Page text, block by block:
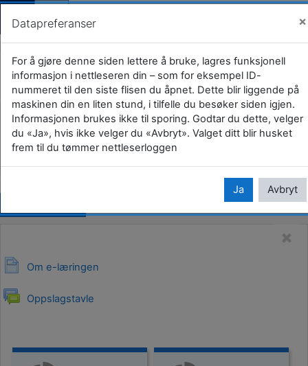
Gå til hovedinnhold
Logg
E-læring om veteraner for øvrige
aktører
Hjem Kurs
Kommuner og fylkeskommuner
39 Vestfold
Horten kommune
E-læringskurs
Om e-læringen
Oppslagstavle
Datapreferanser ×
For å gjøre denne siden lettere å bruke, lagres funksjonell
informasjon i nettleseren din – som for eksempel ID-
nummeret til den siste flisen du åpnet. Dette blir liggende på
maskinen din en liten stund, i tilfelle du besøker siden igjen.
Informasjonen brukes ikke til sporing. Godtar du dette, velger
du «Ja», hvis ikke velger du «Avbryt». Valget ditt blir husket
frem til du tømmer nettleserloggen
Ja Avbryt